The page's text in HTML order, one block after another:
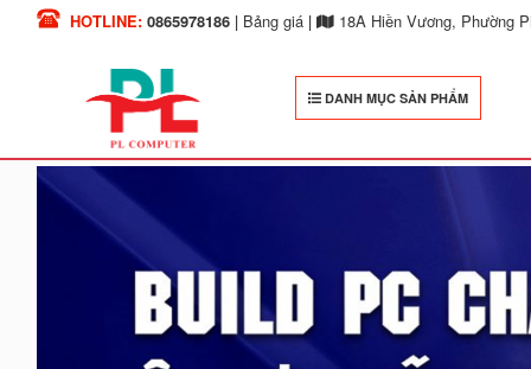
HOTLINE: 0865978186| Bảng giá| 18A Hiền Vương, Phường
DANH MỤC SẢN PHẨM